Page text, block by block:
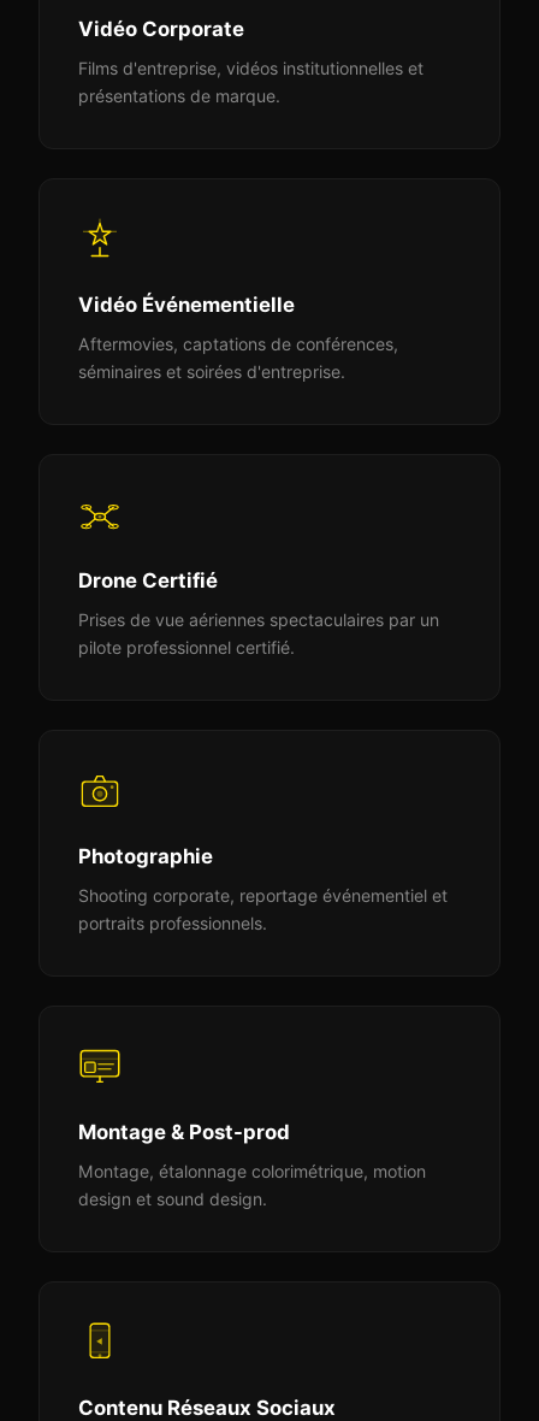
Vidéo Corporate
Films d'entreprise, vidéos institutionnelles et
présentations de marque.
Vidéo Événementielle
Aftermovies, captations de conférences,
séminaires et soirées d'entreprise.
Drone Certifié
Prises de vue aériennes spectaculaires par un
pilote professionnel certifié.
Photographie
Shooting corporate, reportage événementiel et
portraits professionnels.
Montage & Post-prod
Montage, étalonnage colorimétrique, motion
design et sound design.
Contenu Réseaux Sociaux